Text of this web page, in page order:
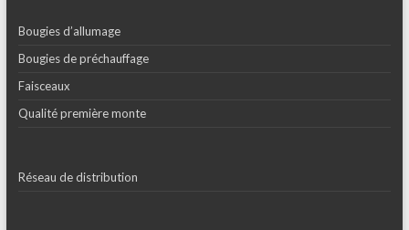
Bougies d’allumage
Bougies de préchauffage
Faisceaux
Qualité première monte
Réseau de distribution